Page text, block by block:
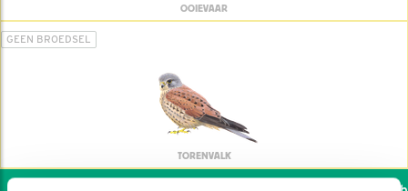
OOIEVAAR
GEEN BROEDSEL
TORENVALK